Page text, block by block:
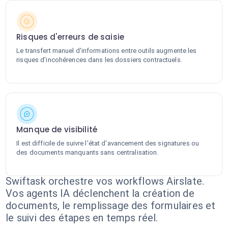
Risques d'erreurs de saisie
Le transfert manuel d'informations entre outils augmente les
risques d'incohérences dans les dossiers contractuels.
Manque de visibilité
Il est difficile de suivre l'état d'avancement des signatures ou
des documents manquants sans centralisation.
Swiftask orchestre vos workflows Airslate.
Vos agents IA déclenchent la création de
documents, le remplissage des formulaires et
le suivi des étapes en temps réel.